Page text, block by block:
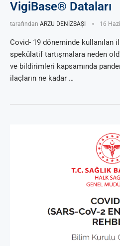
VigiBase® Dataları
tarafından ARZU DENİZBAŞI 16
Covid- 19 döneminde kullanılan
spekülatif tartışmalara neden
ve bildirimleri kapsamında
ilaçların ne kadar …